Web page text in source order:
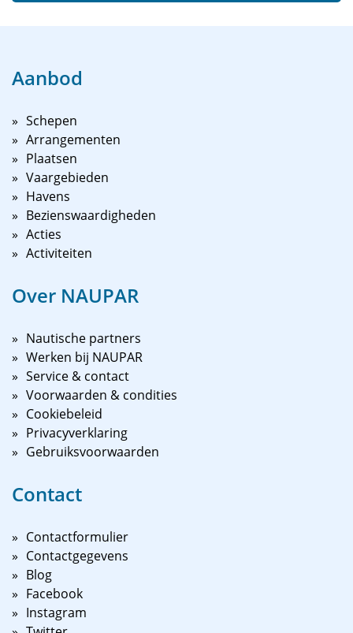
Aanbod
Schepen
Arrangementen
Plaatsen
Vaargebieden
Havens
Bezienswaardigheden
Acties
Activiteiten
Over NAUPAR
Nautische partners
Werken bij NAUPAR
Service & contact
Voorwaarden & condities
Cookiebeleid
Privacyverklaring
Gebruiksvoorwaarden
Contact
Contactformulier
Contactgegevens
Blog
Facebook
Instagram